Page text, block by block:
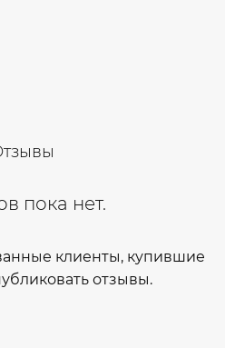
пока нет.
клиенты, купившие
отзывы.